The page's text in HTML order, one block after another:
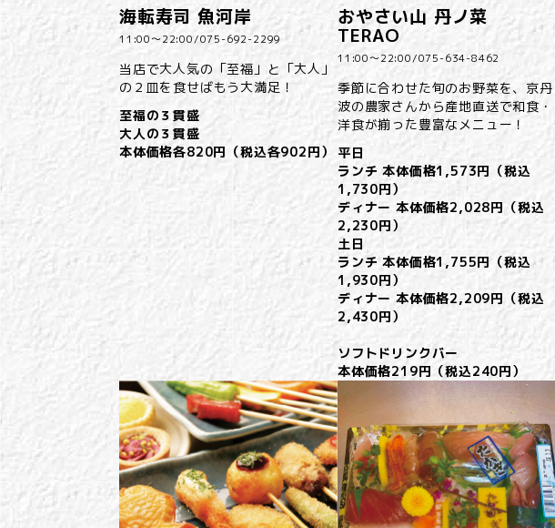
海転寿司 魚河岸
11:00～22:00/075-692-2299
当店で大人気の「至福」と「大人」
の２皿を食せばもう大満足！
至福の３貫盛
大人の３貫盛
本体価格各820円（税込各902円）
おやさい山 丹ノ菜
TERAO
11:00～22:00/075-634-8462
季節に合わせた旬のお野菜を、京丹
波の農家さんから産地直送で和食・
洋食が揃った豊富なメニュー！
平日
ランチ 本体価格1,573円（税込
1,730円）
ディナー 本体価格2,028円（税込
2,230円）
土日
ランチ 本体価格1,755円（税込
1,930円）
ディナー 本体価格2,209円（税込
2,430円）
ソフトドリンクバー
本体価格219円（税込240円）